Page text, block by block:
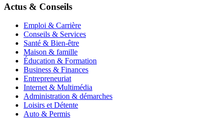
Actus & Conseils
Emploi & Carrière
Conseils & Services
Santé & Bien-être
Maison & famille
Éducation & Formation
Business & Finances
Entrepreneuriat
Internet & Multimédia
Administration & démarches
Loisirs et Détente
Auto & Permis